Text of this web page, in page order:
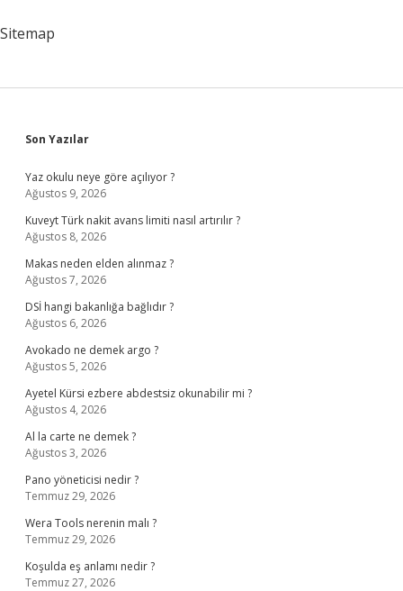
Sitemap
Sidebar
Son Yazılar
Yaz okulu neye göre açılıyor ?
Ağustos 9, 2026
Kuveyt Türk nakit avans limiti nasıl artırılır ?
Ağustos 8, 2026
Makas neden elden alınmaz ?
Ağustos 7, 2026
DSİ hangi bakanlığa bağlıdır ?
Ağustos 6, 2026
Avokado ne demek argo ?
Ağustos 5, 2026
Ayetel Kürsi ezbere abdestsiz okunabilir mi ?
Ağustos 4, 2026
Al la carte ne demek ?
Ağustos 3, 2026
Pano yöneticisi nedir ?
Temmuz 29, 2026
Wera Tools nerenin malı ?
Temmuz 29, 2026
Koşulda eş anlamı nedir ?
Temmuz 27, 2026